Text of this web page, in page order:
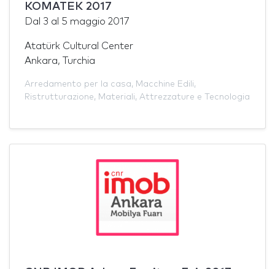
KOMATEK 2017
Dal 3 al 5 maggio 2017
Atatürk Cultural Center
Ankara, Turchia
Arredamento per la casa, Macchine Edili,
Ristrutturazione, Materiali, Attrezzature e Tecnologia